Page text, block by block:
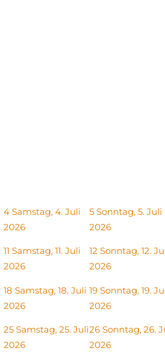
4 Samstag, 4. Juli
2026
5 Sonntag, 5. Juli
2026
11 Samstag, 11. Juli
2026
12 Sonntag, 12.
2026
18 Samstag, 18. Juli
2026
19 Sonntag, 19.
2026
25 Samstag, 25. Juli
2026
26 Sonntag, 26.
2026